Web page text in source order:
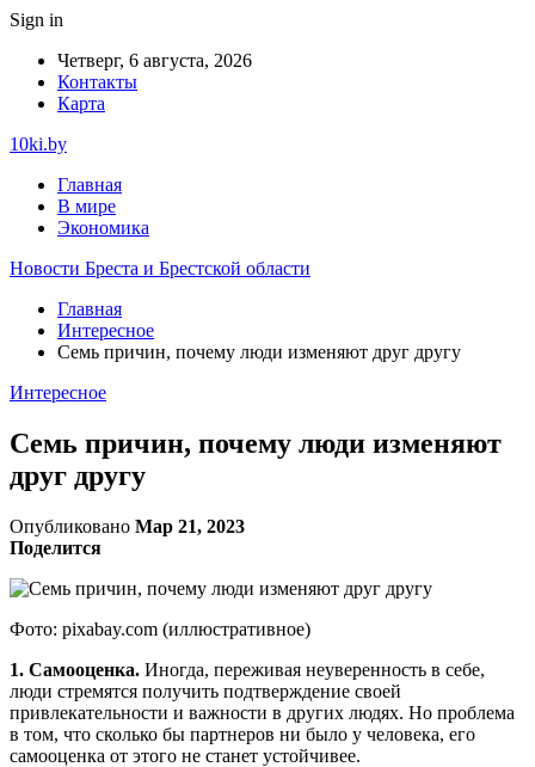
Sign in
Четверг, 6 августа, 2026
Контакты
Карта
10ki.by
Главная
В мире
Экономика
Новости Бреста и Брестской области
Главная
Интересное
Семь причин, почему люди изменяют друг другу
Интересное
Семь причин, почему люди изменяют
друг другу
Опубликовано Мар 21, 2023
Поделится
Фото: pixabay.com (иллюстративное)
1. Самооценка. Иногда, переживая неуверенность в себе,
люди стремятся получить подтверждение своей
привлекательности и важности в других людях. Но проблема
в том, что сколько бы партнеров ни было у человека, его
самооценка от этого не станет устойчивее.